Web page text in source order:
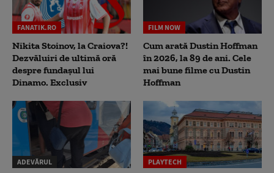
FANATIK.RO
Nikita Stoinov, la Craiova?!
Dezvăluiri de ultimă oră
despre fundașul lui
Dinamo. Exclusiv
FILM NOW
Cum arată Dustin Hoffman
în 2026, la 89 de ani. Cele
mai bune filme cu Dustin
Hoffman
ADEVĂRUL PLAYTECH